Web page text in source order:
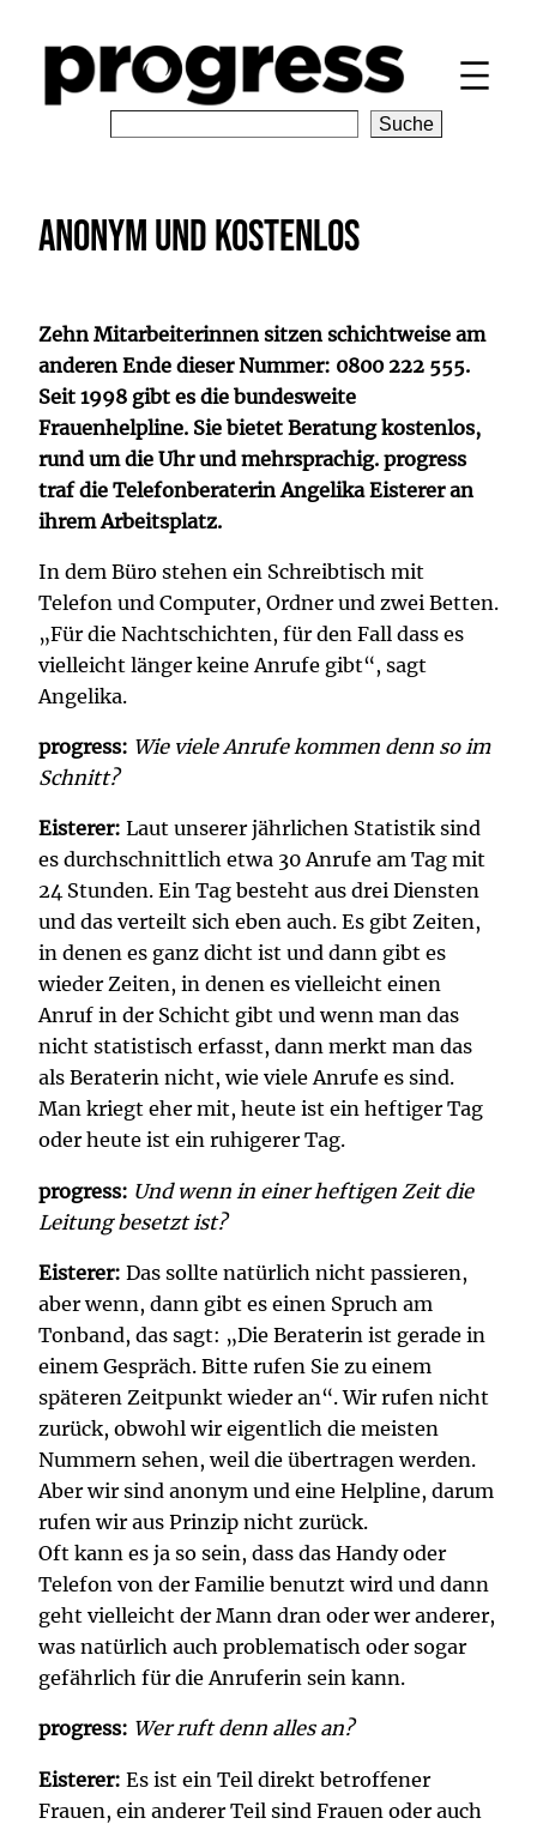
Inhalt
springen
c
h
Suche
Anonym und kostenlos
Zehn Mitarbeiterinnen sitzen schichtweise am
anderen Ende dieser Nummer: 0800 222 555.
Seit 1998 gibt es die bundesweite
Frauenhelpline. Sie bietet Beratung kostenlos,
rund um die Uhr und mehrsprachig. progress
traf die Telefonberaterin Angelika Eisterer an
ihrem Arbeitsplatz.
In dem Büro stehen ein Schreibtisch mit
Telefon und Computer, Ordner und zwei Betten.
„Für die Nachtschichten, für den Fall dass es
vielleicht länger keine Anrufe gibt“, sagt
Angelika.
progress: Wie viele Anrufe kommen denn so im
Schnitt?
Eisterer: Laut unserer jährlichen Statistik sind
es durchschnittlich etwa 30 Anrufe am Tag mit
24 Stunden. Ein Tag besteht aus drei Diensten
und das verteilt sich eben auch. Es gibt Zeiten,
in denen es ganz dicht ist und dann gibt es
wieder Zeiten, in denen es vielleicht einen
Anruf in der Schicht gibt und wenn man das
nicht statistisch erfasst, dann merkt man das
als Beraterin nicht, wie viele Anrufe es sind.
Man kriegt eher mit, heute ist ein heftiger Tag
oder heute ist ein ruhigerer Tag.
progress: Und wenn in einer heftigen Zeit die
Leitung besetzt ist?
Eisterer: Das sollte natürlich nicht passieren,
aber wenn, dann gibt es einen Spruch am
Tonband, das sagt: „Die Beraterin ist gerade in
einem Gespräch. Bitte rufen Sie zu einem
späteren Zeitpunkt wieder an“. Wir rufen nicht
zurück, obwohl wir eigentlich die meisten
Nummern sehen, weil die übertragen werden.
Aber wir sind anonym und eine Helpline, darum
rufen wir aus Prinzip nicht zurück.
Oft kann es ja so sein, dass das Handy oder
Telefon von der Familie benutzt wird und dann
geht vielleicht der Mann dran oder wer anderer,
was natürlich auch problematisch oder sogar
gefährlich für die Anruferin sein kann.
progress: Wer ruft denn alles an?
Eisterer: Es ist ein Teil direkt betroffener
Frauen, ein anderer Teil sind Frauen oder auch